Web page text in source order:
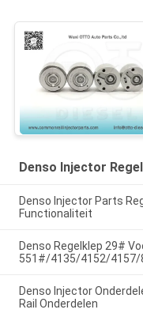
Denso Injector
Denso Injector Parts
Functionaliteit
Denso Regelklep 29#
551#/4135/4152/4157/
Denso Injector
Rail Onderdelen